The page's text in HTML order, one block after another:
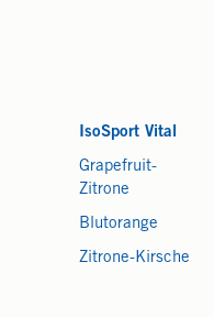
IsoSport Vital
Grapefruit-
Zitrone
Blutorange
Zitrone-Kirsche